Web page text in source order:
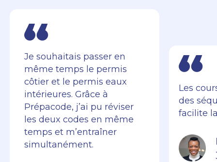
Je souhaitais passer en
même temps le permis
côtier et le permis eaux
intérieures. Grâce à
Prépacode, j’ai pu réviser
les deux codes en même
temps et m’entraîner
simultanément.
Les
des
facilite